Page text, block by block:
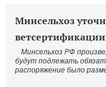
Минсельхоз
Минсельхоз РФ
будут подлежать
распоряжение было